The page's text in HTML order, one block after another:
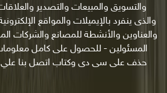
والذى ينفرد بالإيميلات والمواقع
والعناوين والأنشطة للمصانع والشركات
المسئولين - للحصول على كامل
حذف على سى دى وكتاب اتصل بنا علي الرقم